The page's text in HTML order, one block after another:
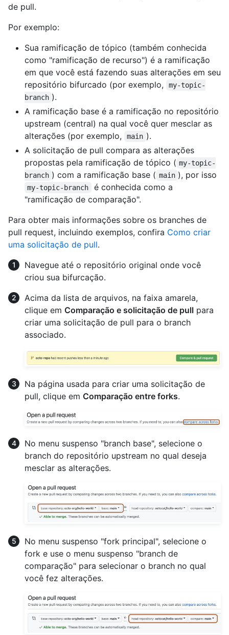
de pull.
Por exemplo:
Sua ramificação de tópico (também conhecida
como "ramificação de recurso") é a ramificação
em que você está fazendo suas alterações em seu
repositório bifurcado (por exemplo,
my-topic-
branch ).
A ramificação base é a ramificação no repositório
upstream (central) na qual você quer mesclar as
alterações (por exemplo,
main ).
A solicitação de pull compara as alterações
propostas pela ramificação de tópico ( my-topic-
branch ) com a ramificação base ( main ), por isso
my-topic-branch
é conhecida como a
"ramificação de comparação".
Para obter mais informações sobre os branches de
pull request, incluindo exemplos, confira Como criar
uma solicitação de pull.
Navegue até o repositório original onde você
criou sua bifurcação.
Acima da lista de arquivos, na faixa amarela,
clique em Comparação e solicitação de pull para
criar uma solicitação de pull para o branch
associado.
Na página usada para criar uma solicitação de
pull, clique em Comparação entre forks.
No menu suspenso "branch base", selecione o
branch do repositório upstream no qual deseja
mesclar as alterações.
No menu suspenso "fork principal", selecione o
fork e use o menu suspenso "branch de
comparação" para selecionar o branch no qual
você fez alterações.